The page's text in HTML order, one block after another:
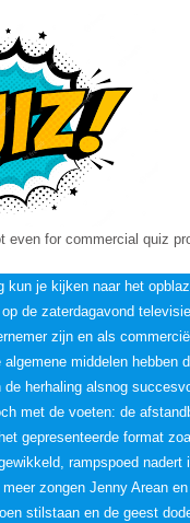
even for commercial quiz
je kijken naar het
de zaterdagavond
zijn en als
middelen hebben
herhaling alsnog
met de voeten: de
gepresenteerde format
rampspoed
zongen Jenny Arean
stilstaan en de geest